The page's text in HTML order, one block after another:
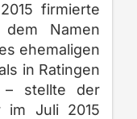
firmierte
Namen
ehemaligen
in Ratingen
– stellte der
im Juli 2015